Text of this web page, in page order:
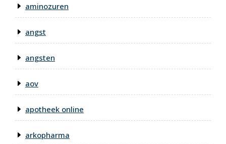
aminozuren
angst
angsten
aov
apotheek online
arkopharma